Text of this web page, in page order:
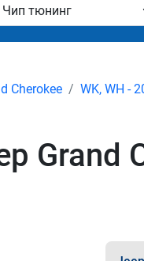
Cherokee WK, WH -
Grand